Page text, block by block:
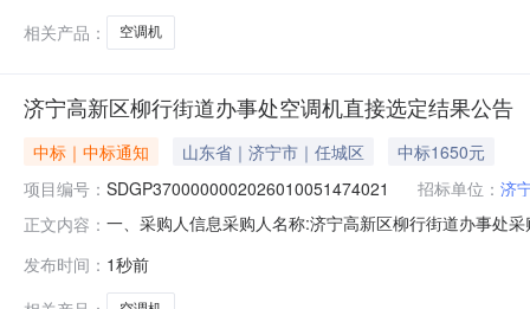
相关产品：
空调机
济宁高新区柳行街道办事处空调机直接选定结果公告
中标｜中标通知 山东省｜济宁市｜任城区
中标1650元
项目编号： SDGP3700000002026010051474021 招标单位： 济
正文内容： 一、采购人信息采购人名称:济宁高新区柳行街道办事处
架协议合同授予阶段项目编号
发布时间： 1秒前